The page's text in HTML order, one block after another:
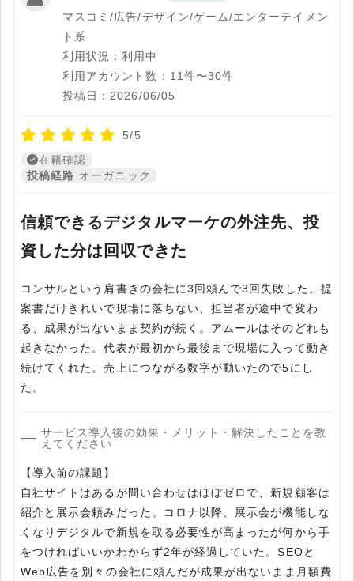
マスコミ/広告/デザイン/ゲーム/エンターテイメン
ト系
利用状況：利用中
利用アカウント数：11件〜30件
投稿日：2026/06/05
5/5
在籍確認
投稿経路 オーガニック
信頼できるデジタルマーケの外注先、投
資した分は回収できた
コンサルという肩書きの会社に3回頼んで3回失敗した。提
案書だけきれいで現場に落ちない、担当者が途中で変わ
る、成果が出ないまま契約が続く。アムールはそのどれも
起きなかった。代表が最初から最後まで現場に入って動き
続けてくれた。売上につながる数字が動いたので5にし
た。
サービス導入後の効果・メリット・解決したことを教
えてください
【導入前の課題】
自社サイトはあるが問い合わせはほぼゼロで、新規顧客は
紹介と展示会頼みだった。コロナ以降、展示会が機能しな
くなりデジタルで新規を取る必要性が高まったが何から手
をつければいいかわからず2年が経過していた。SEOと
Web広告を別々の会社に頼んだが成果が出ないまま月額費